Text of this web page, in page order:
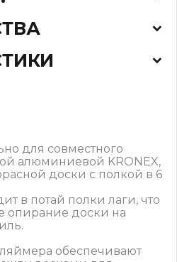
для совместного
алюминиевой KRONEX,
доски с полкой в 6
в потай полки лаги, что
опирание доски на
обеспечивают